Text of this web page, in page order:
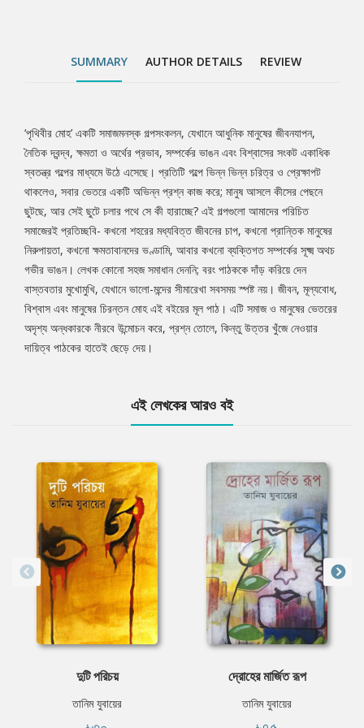
কিন্তু উত্তর খুঁজে নেওয়ার দায়িত্ব পাঠকের হাতেই ছেড়ে দেয়।
SUMMARY AUTHOR DETAILS REVIEW
Tab
Article
‘পৃথিবীর মোহ’ একটি সমাজমনস্ক গল্পসংকলন, যেখানে আধুনিক মানুষের জীবনযাপন,
নৈতিক দ্বন্দ্ব, ক্ষমতা ও অর্থের প্রভাব, সম্পর্কের ভাঙন এবং বিশ্বাসের সংকট একাধিক
স্বতন্ত্র গল্পের মাধ্যমে উঠে এসেছে। প্রতিটি গল্পে ভিন্ন ভিন্ন চরিত্র ও প্রেক্ষাপট
থাকলেও, সবার ভেতরে একটি অভিন্ন প্রশ্ন কাজ করে; মানুষ আসলে কীসের পেছনে
ছুটছে, আর সেই ছুটে চলার পথে সে কী হারাচ্ছে? এই গল্পগুলো আমাদের পরিচিত
সমাজেরই প্রতিচ্ছবি- কখনো শহরের মধ্যবিত্ত জীবনের চাপ, কখনো প্রান্তিক মানুষের
নিরুপায়তা, কখনো ক্ষমতাবানদের ভণ্ডামি, আবার কখনো ব্যক্তিগত সম্পর্কের সূক্ষ্ম অথচ
গভীর ভাঙন। লেখক কোনো সহজ সমাধান দেননি; বরং পাঠককে দাঁড় করিয়ে দেন
বাস্তবতার মুখোমুখি, যেখানে ভালো-মন্দের সীমারেখা সবসময় স্পষ্ট নয়। জীবন, মূল্যবোধ,
বিশ্বাস এবং মানুষের চিরন্তন মোহ এই বইয়ের মূল পাঠ। এটি সমাজ ও মানুষের ভেতরের
অদৃশ্য অন্ধকারকে নীরবে উন্মোচন করে, প্রশ্ন তোলে, কিন্তু উত্তর খুঁজে নেওয়ার
দায়িত্ব পাঠকের হাতেই ছেড়ে দেয়।
এই লেখকের আরও বই
দুটি পরিচয়
তানিম যুবায়ের
দ্রোহের মার্জিত রূপ
তানিম যুবায়ের